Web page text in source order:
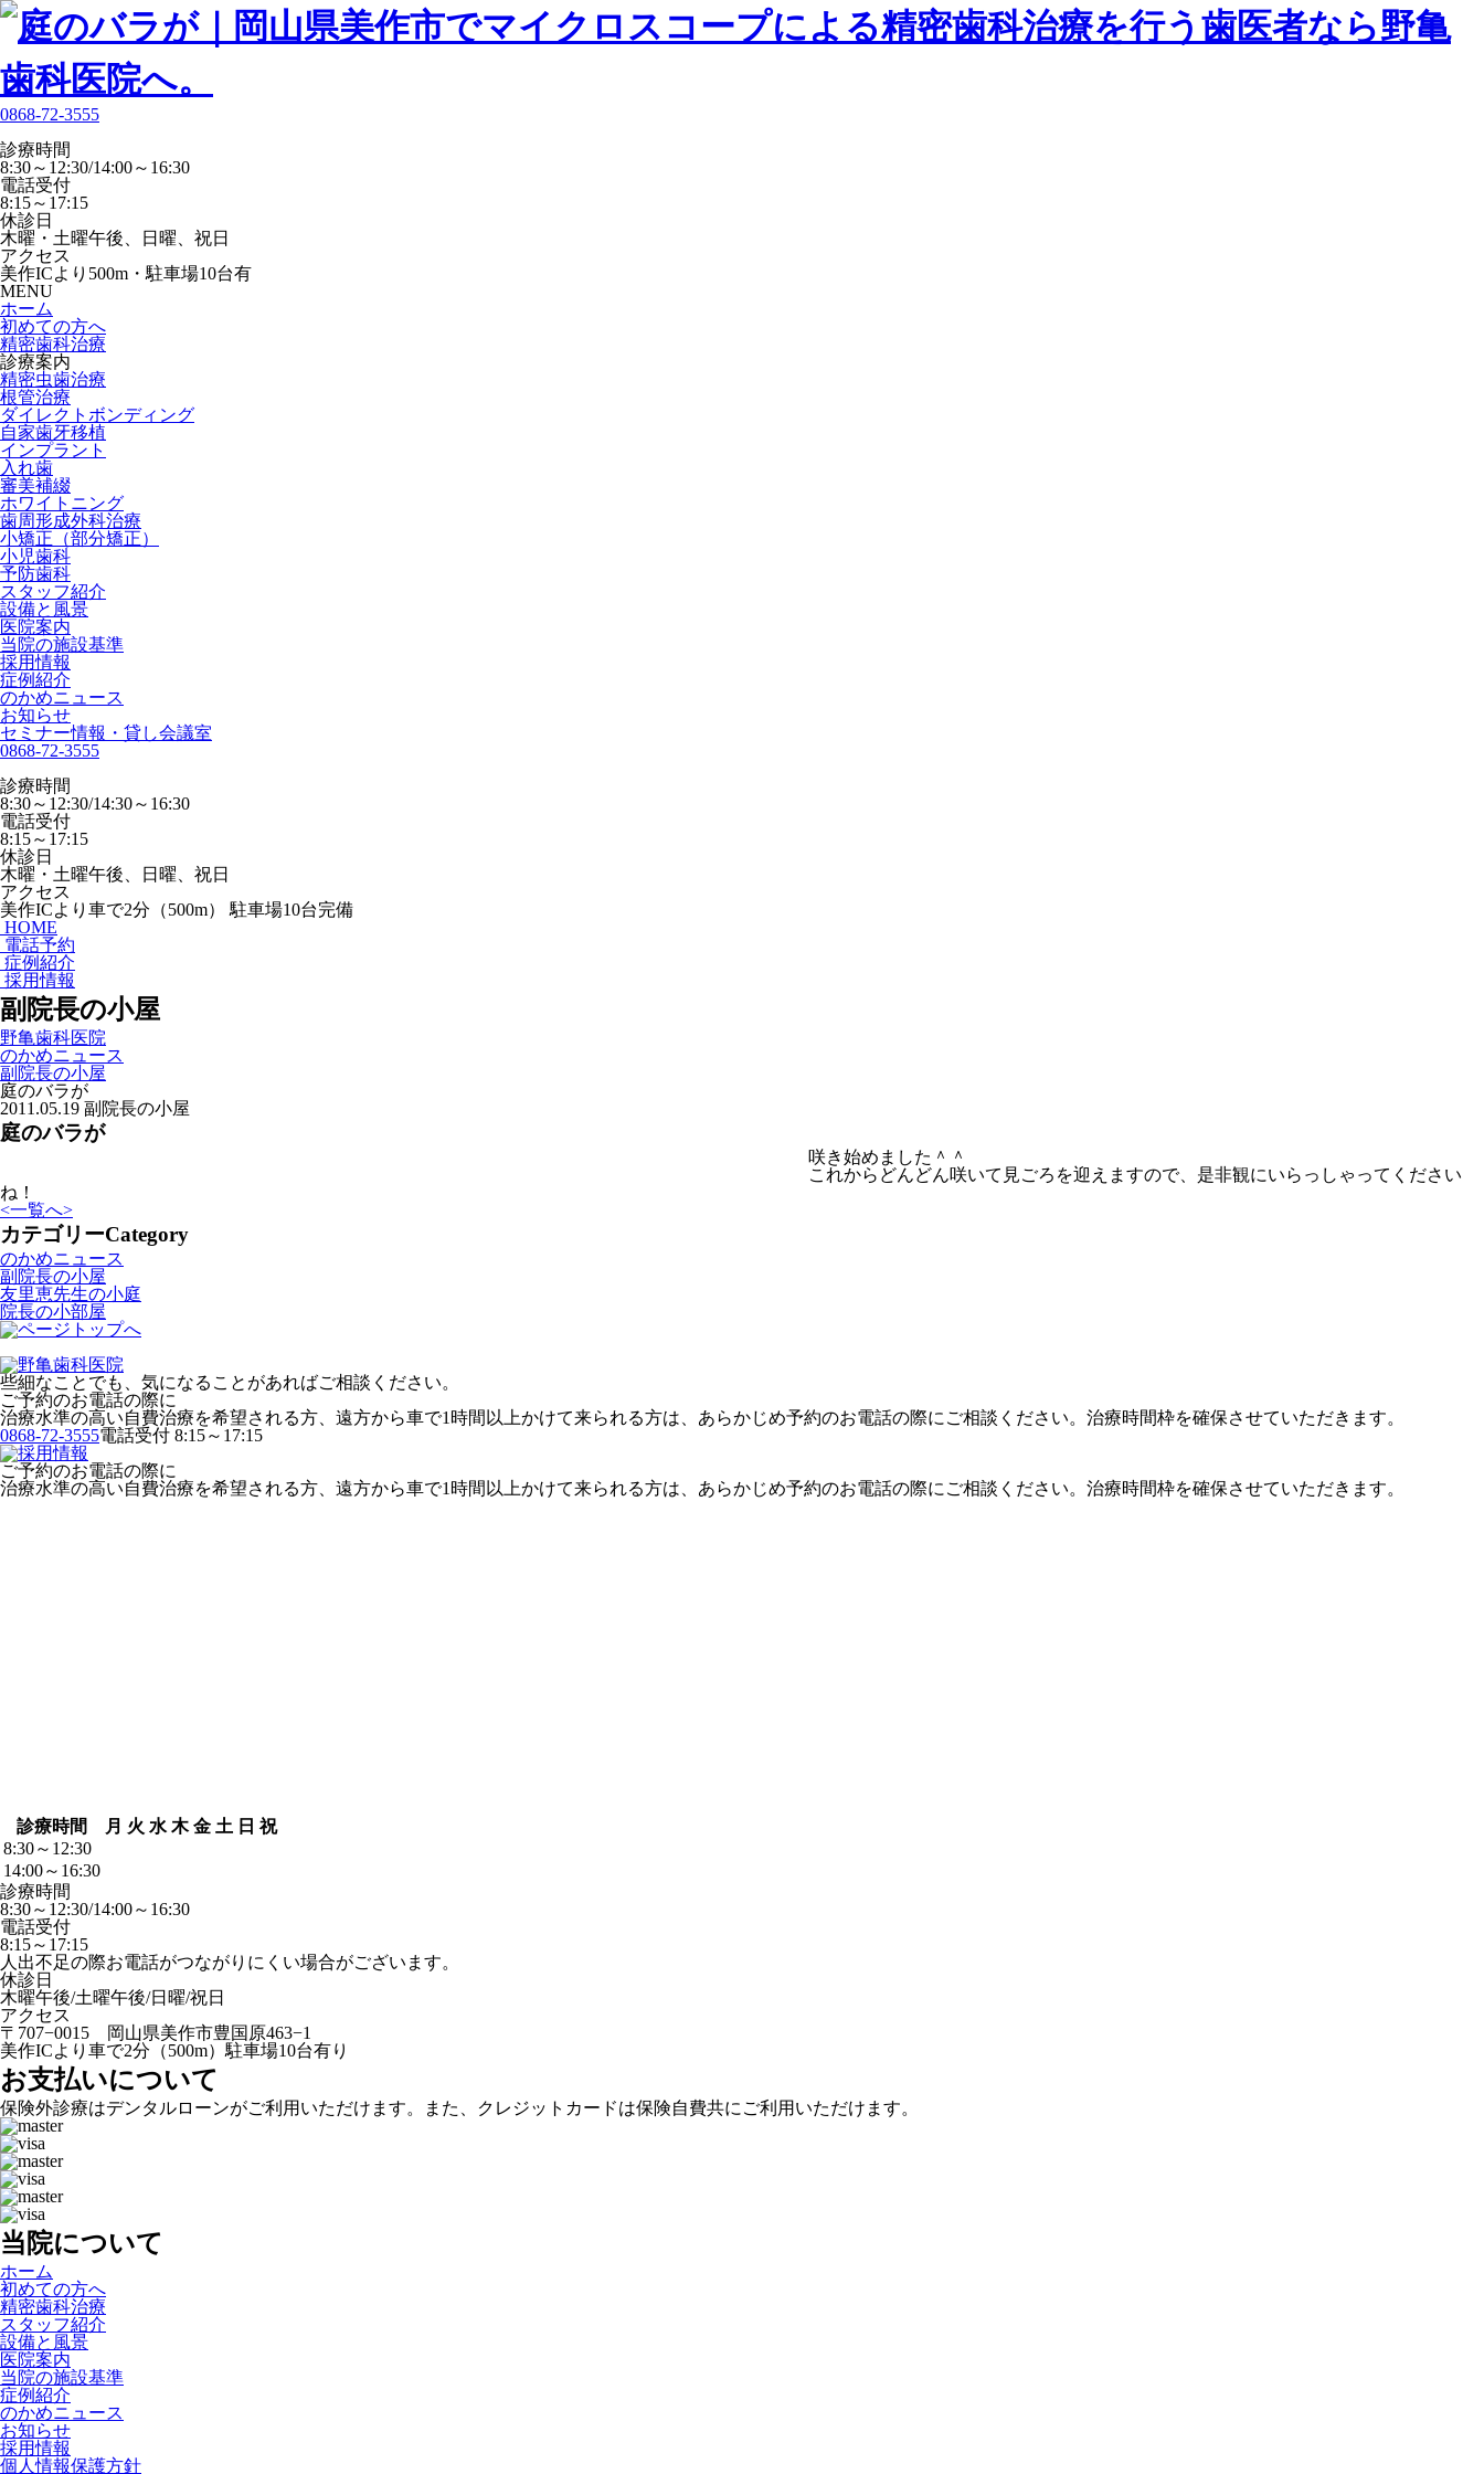
0868-72-3555
診療時間
8:30～12:30/14:00～16:30
電話受付
8:15～17:15
休診日
木曜・土曜午後、日曜、祝日
アクセス
美作ICより500m・駐車場10台有
MENU
ホーム
初めての方へ
精密歯科治療
診療案内
精密虫歯治療
根管治療
ダイレクトボンディング
自家歯牙移植
インプラント
入れ歯
審美補綴
ホワイトニング
歯周形成外科治療
小矯正（部分矯正）
小児歯科
予防歯科
スタッフ紹介
設備と風景
医院案内
当院の施設基準
採用情報
症例紹介
のかめニュース
お知らせ
セミナー情報・貸し会議室
0868-72-3555
診療時間
8:30～12:30/14:30～16:30
電話受付
8:15～17:15
休診日
木曜・土曜午後、日曜、祝日
アクセス
美作ICより車で2分（500m） 駐車場10台完備
HOME
電話予約
症例紹介
採用情報
副院長の小屋
野亀歯科医院
のかめニュース
副院長の小屋
庭のバラが
2011.05.19 副院長の小屋
庭のバラが
咲き始めました＾＾
これからどんどん咲いて見ごろを迎えますので、是非観にいらっしゃってください
ね！
<一覧へ>
カテゴリーCategory
のかめニュース
副院長の小屋
友里恵先生の小庭
院長の小部屋
些細なことでも、気になることがあればご相談ください。
ご予約のお電話の際に
治療水準の高い自費治療を希望される方、遠方から車で1時間以上かけて来られる方は、あらかじめ予約のお電話の際にご相談ください。治療時間枠を確保させていただきます。
0868-72-3555電話受付 8:15～17:15
ご予約のお電話の際に
治療水準の高い自費治療を希望される方、遠方から車で1時間以上かけて来られる方は、あらかじめ予約のお電話の際にご相談ください。治療時間枠を確保させていただきます。
診療時間 月 火 水 木 金 土 日 祝
8:30～12:30
14:00～16:30
診療時間
8:30～12:30/14:00～16:30
電話受付
8:15～17:15
人出不足の際お電話がつながりにくい場合がございます。
休診日
木曜午後/土曜午後/日曜/祝日
アクセス
〒707−0015 岡山県美作市豊国原463−1
美作ICより車で2分（500m）駐車場10台有り
お支払いについて
保険外診療はデンタルローンがご利用いただけます。また、クレジットカードは保険自費共にご利用いただけます。
当院について
ホーム
初めての方へ
精密歯科治療
スタッフ紹介
設備と風景
医院案内
当院の施設基準
症例紹介
のかめニュース
お知らせ
採用情報
個人情報保護方針